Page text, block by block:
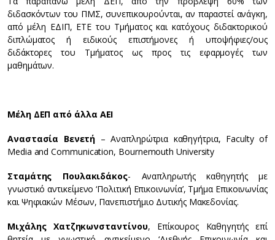
διδασκόντων του ΠΜΣ, συνεπικουρούνται, αν παραστεί ανάγκη,
από μέλη ΕΔΙΠ, ΕΤΕ του Τμήματος και κατόχους διδακτορικού
διπλώματος ή ειδικούς επιστήμονες ή υποψήφιες/ους
διδάκτορες του Τμήματος ως προς τις εφαρμογές των
μαθημάτων.
ΜέληΔΕΠ από άλλα ΑΕΙ
Αναστασία Βενετή – Αναπληρώτρια καθηγήτρια, Faculty of
Media and Communication, Bournemouth University
Σταμάτης Πουλακιδάκος- Αναπληρωτής καθηγητής με
γνωστικό αντικείμενο ‘Πολιτική Επικοινωνία’, Τμήμα Επικοινωνίας
και Ψηφιακών Μέσων, Πανεπιστήμιο Δυτικής Μακεδονίας.
Μιχάλης Χατζηκωνσταντίνου, Επίκουρος Καθηγητής επί